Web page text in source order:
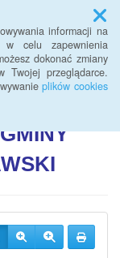
informacji na
w celu zapewnienia
dokonać zmiany
Twojej przeglądarce.
plików cookies
Menu